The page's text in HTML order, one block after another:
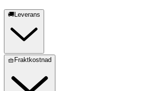
🚚Leverans
🧺Fraktkostnad